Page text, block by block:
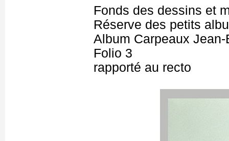
Fonds des dessins et
Réserve des petits
Album Carpeaux
Folio 3
rapporté au recto